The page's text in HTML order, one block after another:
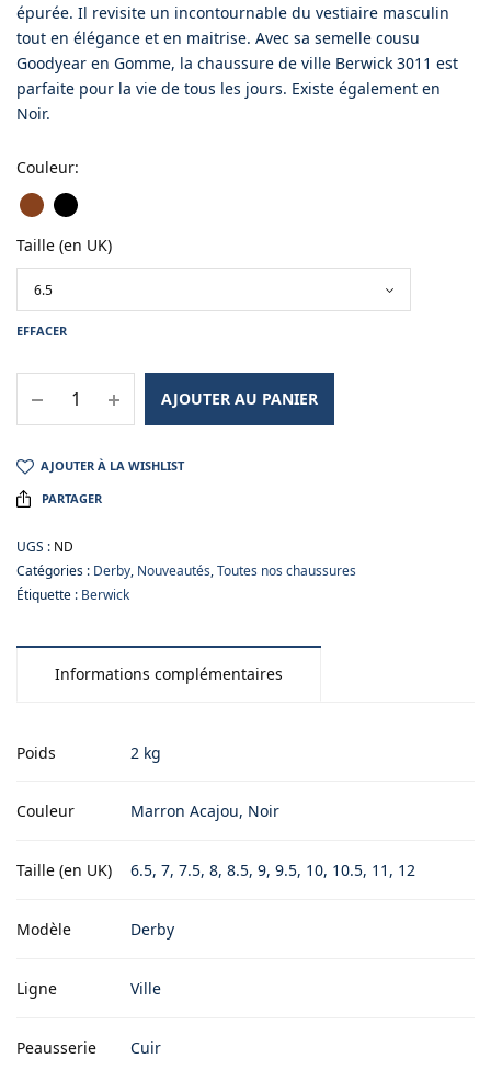
épurée. Il revisite un incontournable du vestiaire masculin
tout en élégance et en maitrise. Avec sa semelle cousu
Goodyear en Gomme, la chaussure de ville Berwick 3011 est
parfaite pour la vie de tous les jours. Existe également en
Noir.
Couleur:
Taille (en UK)
EFFACER
AJOUTER AU PANIER
AJOUTER À LA WISHLIST
PARTAGER
UGS : ND
Catégories : Derby, Nouveautés,Toutes nos chaussures
Étiquette : Berwick
Informations complémentaires
Poids 2 kg
Couleur Marron Acajou, Noir
Taille (en UK) 6.5, 7, 7.5, 8, 8.5, 9, 9.5, 10, 10.5, 11, 12
Modèle Derby
Ligne Ville
Peausserie Cuir